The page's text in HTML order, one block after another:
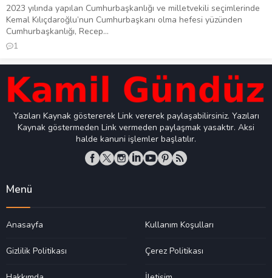
2023 yılında yapılan Cumhurbaşkanlığı ve milletvekili seçimlerinde
Kemal Kılıçdaroğlu’nun Cumhurbaşkanı olma hefesi yüzünden
Cumhurbaşkanlığı, Recep...
1
Yazıları Kaynak göstererek Link vererek paylaşabilirsiniz. Yazıları
Kaynak göstermeden Link vermeden paylaşmak yasaktır. Aksi
halde kanuni işlemler başlatılır.
Menü
Anasayfa Kullanım Koşulları
Gizlilik Politikası Çerez Politikası